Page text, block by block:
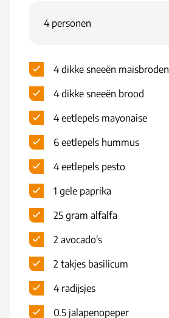
4 personen
4 dikke sneeën maisbroden
4 dikke sneeën brood
4 eetlepels mayonaise
6 eetlepels hummus
4 eetlepels pesto
1 gele paprika
25 gram alfalfa
2 avocado's
2 takjes basilicum
4 radijsjes
0.5 jalapenopeper